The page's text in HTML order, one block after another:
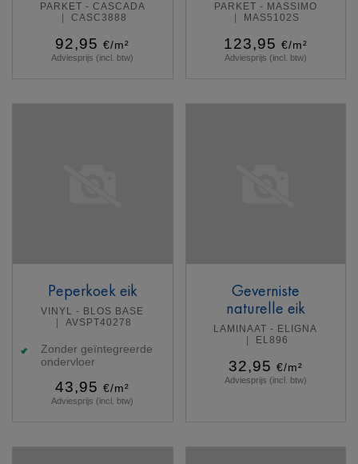
PARKET - CASCADA
CASC3888
92,95 €/m²
Adviesprijs (incl. btw)
PARKET - MASSIMO
MAS5102S
123,95 €/m²
Adviesprijs (incl. btw)
Peperkoek eik
VINYL - BLOS BASE
AVSPT40278
Zonder geïntegreerde
ondervloer
43,95 €/m²
Adviesprijs (incl. btw)
Geverniste
naturelle eik
LAMINAAT - ELIGNA
EL896
32,95 €/m²
Adviesprijs (incl. btw)